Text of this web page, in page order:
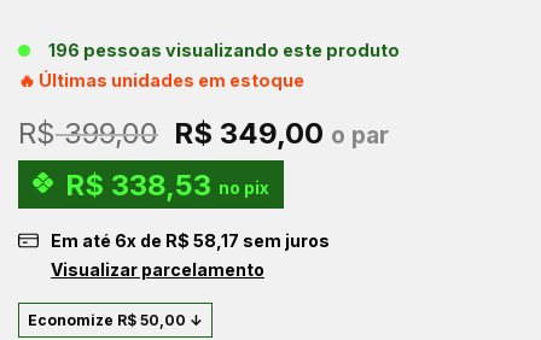
196 pessoas visualizando este produto
🔥 Últimas unidades em estoque
R$399,00 O
preço
original
era:
R$ 399,00.
R$ 349,00 O
R$ 349,00.
o par
R$ 338,53 no pix
Em até 6x de R$ 58,17 sem juros
Visualizar parcelamento
Economize R$ 50,00 ↓